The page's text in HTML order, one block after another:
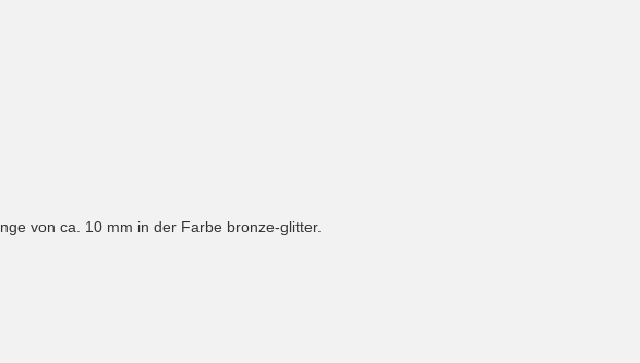
von ca. 10 mm in der Farbe bronze-glitter.